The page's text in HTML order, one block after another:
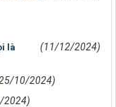
là
(11/12/2024)
10/2024)
2024)